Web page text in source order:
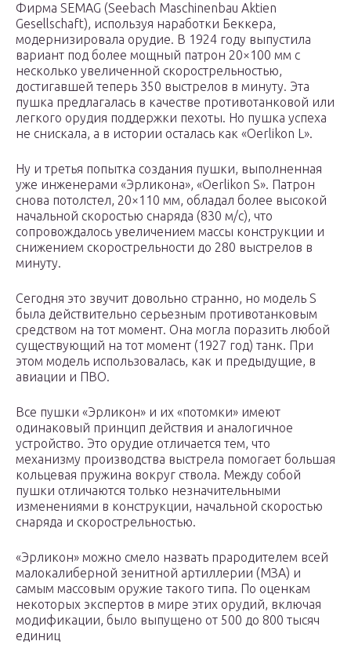
Фирма SEMAG (Seebach Maschinenbau Aktien
Gesellschaft), используя наработки Беккера,
модернизировала орудие. В 1924 году выпустила
вариант под более мощный патрон 20×100 мм с
несколько увеличенной скорострельностью,
достигавшей теперь 350 выстрелов в минуту. Эта
пушка предлагалась в качестве противотанковой или
легкого орудия поддержки пехоты. Но пушка успеха
не снискала, а в истории осталась как «Oerlikon L».
Ну и третья попытка создания пушки, выполненная
уже инженерами «Эрликона», «Oerlikon S». Патрон
снова потолстел, 20×110 мм, обладал более высокой
начальной скоростью снаряда (830 м/с), что
сопровождалось увеличением массы конструкции и
снижением скорострельности до 280 выстрелов в
минуту.
Сегодня это звучит довольно странно, но модель S
была действительно серьезным противотанковым
средством на тот момент. Она могла поразить любой
существующий на тот момент (1927 год) танк. При
этом модель использовалась, как и предыдущие, в
авиации и ПВО.
Все пушки «Эрликон» и их «потомки» имеют
одинаковый принцип действия и аналогичное
устройство. Это орудие отличается тем, что
механизму производства выстрела помогает большая
кольцевая пружина вокруг ствола. Между собой
пушки отличаются только незначительными
изменениями в конструкции, начальной скоростью
снаряда и скорострельностью.
«Эрликон» можно смело назвать прародителем всей
малокалиберной зенитной артиллерии (МЗА) и
самым массовым оружие такого типа. По оценкам
некоторых экспертов в мире этих орудий, включая
модификации, было выпущено от 500 до 800 тысяч
единиц